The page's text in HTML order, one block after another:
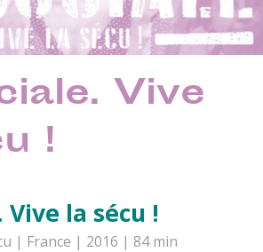
Vive
!
Vive la sécu !
| France | 2016 | 84 min